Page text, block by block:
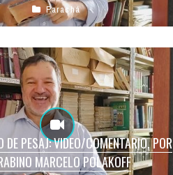
Parashá
DE PESAJ: VIDEO/COMENTARIO, POR
MARCELO POLAKOFF